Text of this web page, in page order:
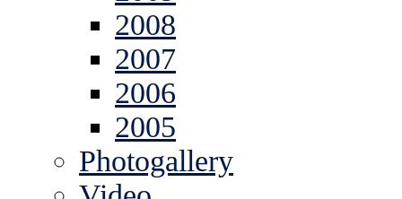
2008
2007
2006
2005
Photogallery